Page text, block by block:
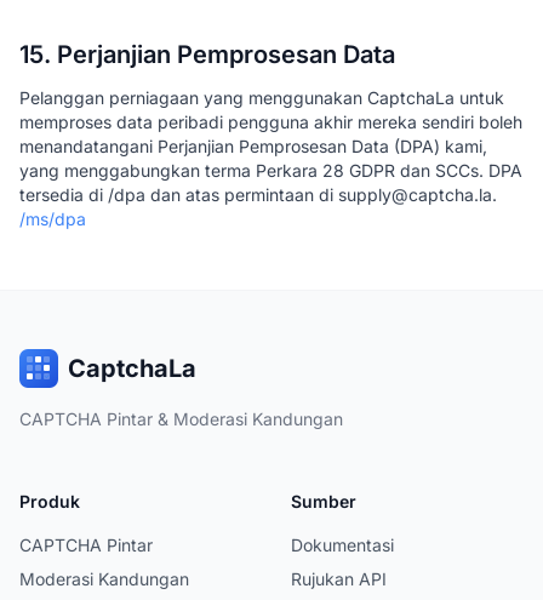
15. Perjanjian Pemprosesan Data
Pelanggan perniagaan yang menggunakan CaptchaLa untuk
memproses data peribadi pengguna akhir mereka sendiri boleh
menandatangani Perjanjian Pemprosesan Data (DPA) kami,
yang menggabungkan terma Perkara 28 GDPR dan SCCs. DPA
tersedia di /dpa dan atas permintaan di supply@captcha.la.
/ms/dpa
CaptchaLa
CAPTCHA Pintar & Moderasi Kandungan
Produk
CAPTCHA Pintar
Moderasi Kandungan
Sumber
Dokumentasi
Rujukan API